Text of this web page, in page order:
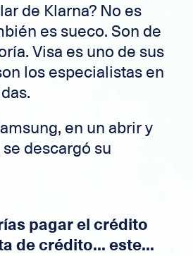
de Klarna? No es
es sueco. Son de
Visa es uno de sus
los especialistas en
en un abrir y
descargó su
pagar el crédito
de crédito... este...